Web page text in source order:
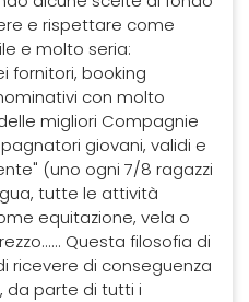
e rispettare come
e molto seria:
fornitori, booking
con molto
migliori Compagnie
giovani, validi e
(uno ogni 7/8 ragazzi
tutte le attività
equitazione, vela o
Questa filosofia di
ricevere di conseguenza
da parte di tutti i